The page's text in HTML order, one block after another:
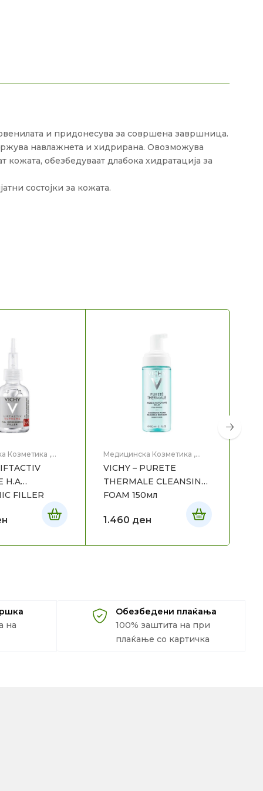
и придонесува за совршена завршница.
навлажнета и хидрирана. Овозможува
кожата, обезбедуваат длабока хидратација за
состојки за кожата.
Козметика ,
H.A
FILLER
Медицинска Козметика ,
VICHY – PURETE
THERMALE CLEANSING
FOAM 150мл
1.460 ден
на
Обезбедени плаќања
100% заштита на при
плаќање со картичка